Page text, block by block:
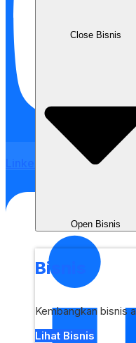
Close Bisnis
Open Bisnis
Bisnis
Kembangkan bisnis
Lihat Bisnis